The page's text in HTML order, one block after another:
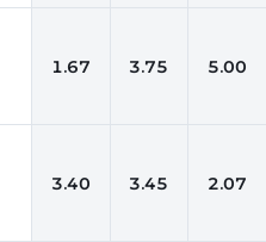
1.67 3.75 5.00
3.40 3.45 2.07